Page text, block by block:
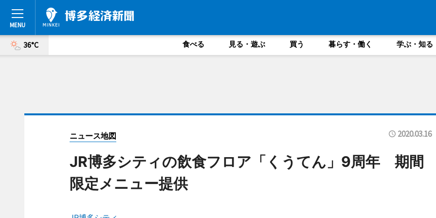
36°C 食べる 見る・遊ぶ 買う 暮らす・働く 学ぶ・知る
ニュース地図 2020.03.16
JR博多シティの飲食フロア「くうてん」9周年 期間
限定メニュー提供